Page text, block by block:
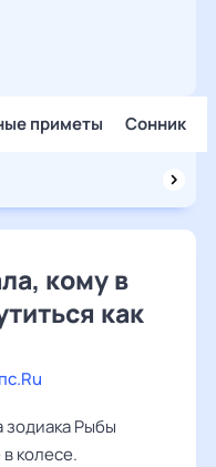
приметы Сонник
кому в
как
зодиака Рыбы
колесе.